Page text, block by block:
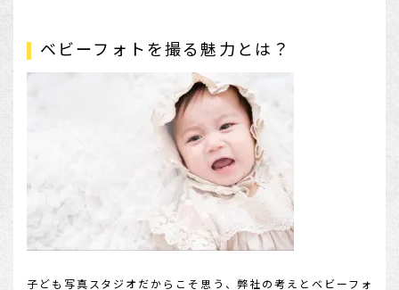
ベビーフォトを撮る魅力とは？
子ども写真スタジオだからこそ思う、弊社の考えとベビーフォ